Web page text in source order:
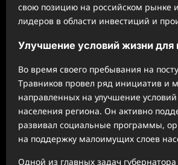
свою позицию на российском рынке
лидеров в области инвестиций и
Улучшение условий жизни для
Во время своего пребывания на
Травников провел ряд инициатив и
направленных на улучшение
населения региона. Он активно
развивал социальные программы,
на поддержку малоимущих слоев
Одной из главных задач